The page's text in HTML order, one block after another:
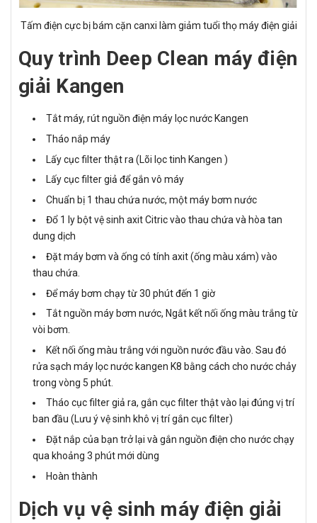
Tấm điện cực bị bám cặn canxi làm giảm tuổi thọ máy điện giải
Quy trình Deep Clean máy điện
giải Kangen
Tắt máy, rút nguồn điện máy lọc nước Kangen
Tháo nắp máy
Lấy cục filter thật ra (Lõi lọc tinh Kangen )
Lấy cục filter giả để gắn vô máy
Chuẩn bị 1 thau chứa nước, một máy bơm nước
Đổ 1 ly bột vệ sinh axit Citric vào thau chứa và hòa tan
dung dịch
Đặt máy bơm và ống có tính axit (ống màu xám) vào
thau chứa.
Để máy bơm chạy từ 30 phút đến 1 giờ
Tắt nguồn máy bơm nước, Ngắt kết nối ống màu trắng từ
vòi bơm.
Kết nối ống màu trắng với nguồn nước đầu vào. Sau đó
rửa sạch máy lọc nước kangen K8 bằng cách cho nước chảy
trong vòng 5 phút.
Tháo cục filter giả ra, gắn cục filter thật vào lại đúng vị trí
ban đầu (Lưu ý vệ sinh khô vị trí gắn cục filter)
Đặt nắp của bạn trở lại và gắn nguồn điện cho nước chạy
qua khoảng 3 phút mới dùng
Hoàn thành
Dịch vụ vệ sinh máy điện giải